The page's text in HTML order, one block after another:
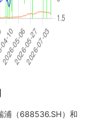
浦（688536.SH）和